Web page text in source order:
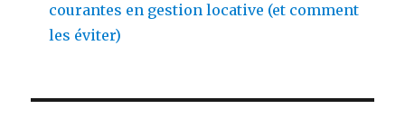
courantes en gestion locative (et comment
les éviter)